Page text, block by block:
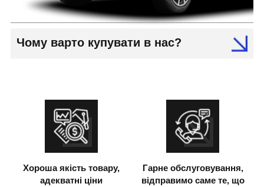
Чому варто купувати в нас?
Хороша якість товару,
адекватні ціни
Гарне обслуговування,
відправимо саме те, що